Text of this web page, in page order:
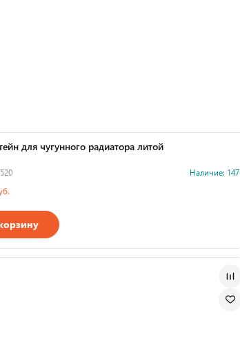
для чугунного радиатора литой
Наличие: 147